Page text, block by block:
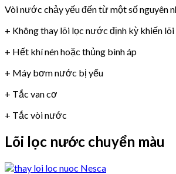
Vòi nước chảy yếu đến từ một số nguyên
+ Không thay lõi lọc nước định kỳ khiến
+ Hết khí nén hoặc thủng bình áp
+ Máy bơm nước bị yếu
+ Tắc van cơ
+ Tắc vòi nước
Lõi lọc nước chuyển màu